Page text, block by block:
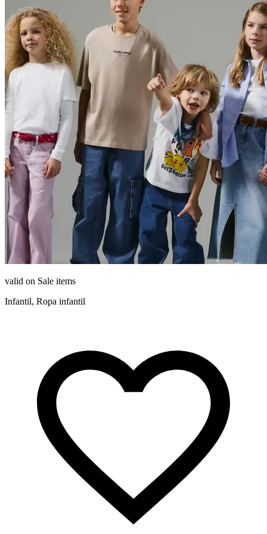
valid on Sale items
Infantil, Ropa infantil